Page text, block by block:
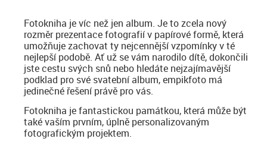
Fotokniha je víc než jen album. Je to zcela nový
rozměr prezentace fotografií v papírové formě, která
umožňuje zachovat ty nejcennější vzpomínky v té
nejlepší podobě. Ať už se vám narodilo dítě, dokončili
jste cestu svých snů nebo hledáte nejzajímavější
podklad pro své svatební album, empikfoto má
jedinečné řešení právě pro vás.
Fotokniha je fantastickou památkou, která může být
také vaším prvním, úplně personalizovaným
fotografickým projektem.